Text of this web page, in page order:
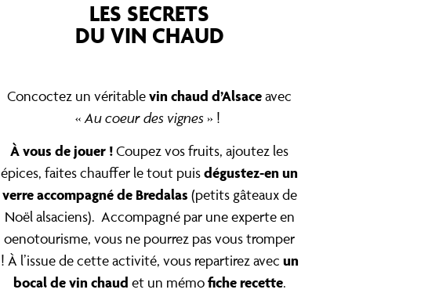
LES SECRETS
DU VIN CHAUD
Concoctez un véritablevin chaud d’Alsaceavec
«Au coeur des vignes » !
À vous de jouer !Coupez vos fruits, ajoutez les
épices, faites chauffer le tout puisdégustez-en un
verre accompagné de Bredalas (petits gâteaux de
Noël alsaciens). Accompagné par une experte en
oenotourisme, vous ne pourrez pas vous tromper
! À l’issue de cette activité, vous repartirez avec un
bocal de vin chaud et un mémofiche recette.